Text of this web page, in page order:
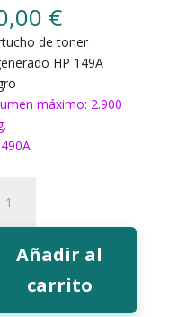
€
de toner
HP 149A
máximo: 2.900
Añadir al
carrito